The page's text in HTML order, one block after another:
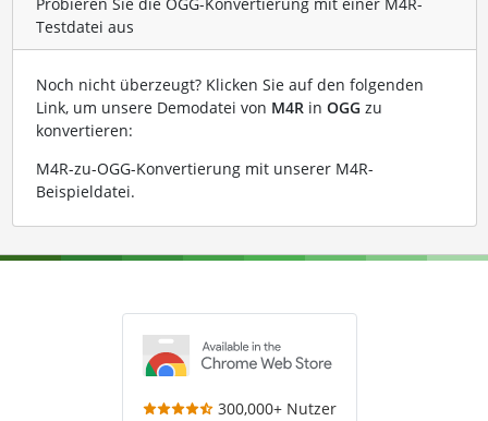
Testdatei aus
Noch nicht überzeugt? Klicken Sie auf den folgenden
Link, um unsere Demodatei von M4Rin OGG zu
konvertieren:
M4R-zu-OGG-Konvertierung mit unserer M4R-
Beispieldatei.
300,000+ Nutzer